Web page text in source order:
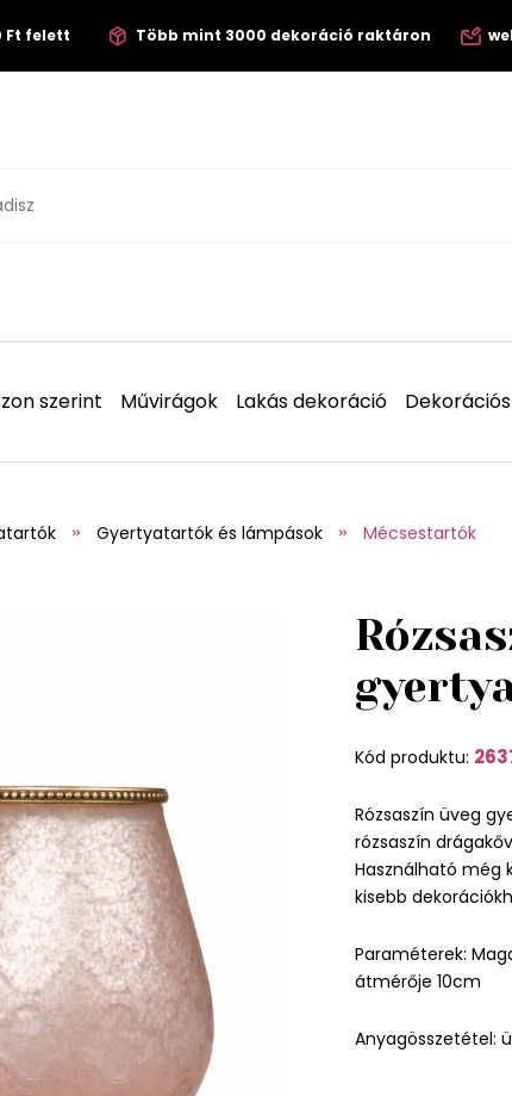
Ft felett Több mint 3000 dekoráció raktáron
szerint Művirágok Lakás dekoráció
Gyertyatartók és lámpások Mécsestartók
Kód produktu:
Rózsaszín üveg
rózsaszín
Használható még
kisebb
Paraméterek:
átmérője 10cm
Anyagösszetétel: